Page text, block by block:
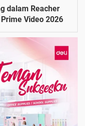
dalam Reacher
Video 2026